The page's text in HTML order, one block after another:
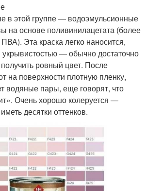
в этой группе — водоэмульсионные
на основе поливинилацетата (более
Эта краска легко наносится,
— обычно достаточно
ровный цвет. После
на поверхности плотную пленку,
водяные пары, еще говорят, что
Очень хорошо колеруется —
десятки оттенков.